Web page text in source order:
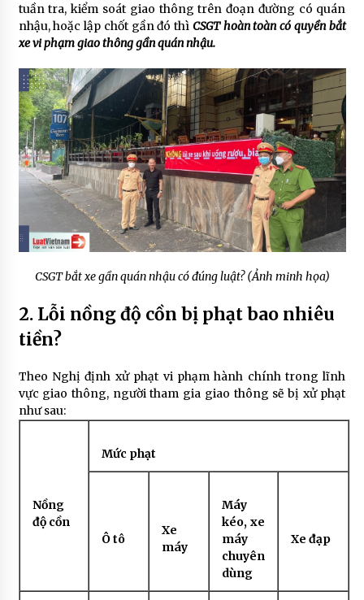
tuần tra, kiểm soát giao thông trên đoạn đường có quán
nhậu, hoặc lập chốt gần đó thì CSGT hoàn toàn có quyền bắt
xe vi phạm giao thông gần quán nhậu.
CSGT bắt xe gần quán nhậu có đúng luật? (Ảnh minh họa)
2. Lỗi nồng độ cồn bị phạt bao nhiêu
tiền?
Theo Nghị định xử phạt vi phạm hành chính trong lĩnh
vực giao thông, người tham gia giao thông sẽ bị xử phạt
như sau:
Nồng
độ cồn
Mức phạt
Ô tô
Xe
máy
Máy
kéo, xe
máy
chuyên
dùng
Xe đạp